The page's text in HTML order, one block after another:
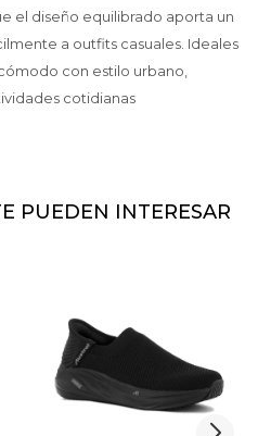
el diseño equilibrado aporta un
a outfits casuales. Ideales
con estilo urbano,
cotidianas
PUEDEN INTERESAR